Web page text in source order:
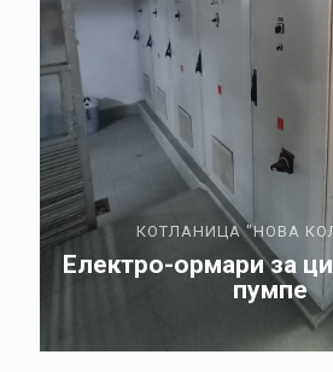
КОТЛАНИЦА "НОВА
Електро-ормари за
пумпе